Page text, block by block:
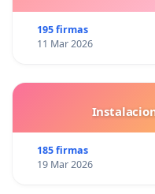
195 firmas
11 Mar 2026
185 firmas
19 Mar 2026